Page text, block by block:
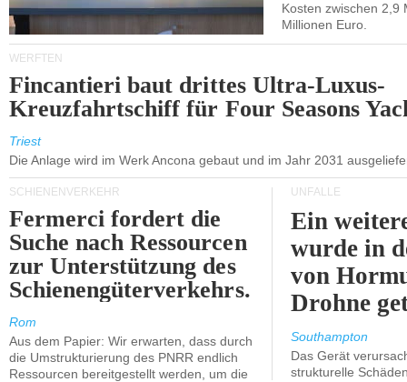
Kosten zwischen 2,9
Millionen Euro.
WERFTEN
Fincantieri baut drittes Ultra-Luxus-
Kreuzfahrtschiff für Four Seasons
Triest
Die Anlage wird im Werk Ancona gebaut und im Jahr 2031
SCHIENENVERKEHR
Fermerci fordert die
Suche nach Ressourcen
zur Unterstützung des
Schienengüterverkehrs.
Rom
Aus dem Papier: Wir erwarten, dass durch
die Umstrukturierung des PNRR endlich
Ressourcen bereitgestellt werden, um die
UNFÄLLE
Ein
wurde in
von
Drohne
Southampton
Das Gerät
strukturelle